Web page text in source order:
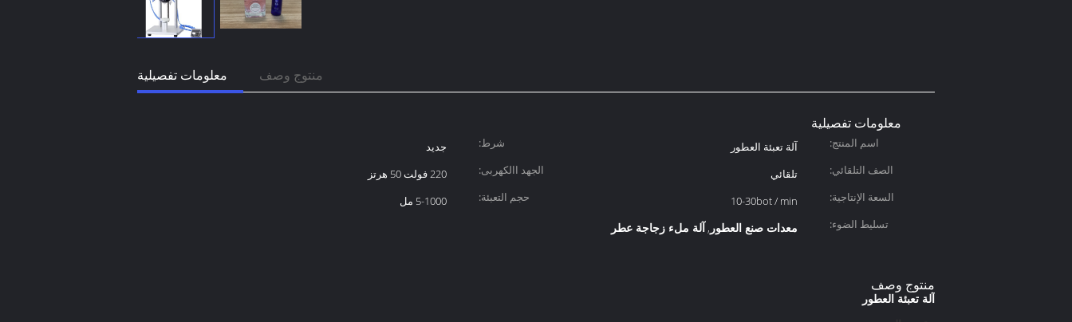
معلومات تفصيلية منتوج وصف
معلومات تفصيلية
اسم المنتج: آلة تعبئة العطور شرط:
جديد
الصف التلقائي:
تلقائي الجهد االكهربى:
220 فولت 50 هرتز
السعة الإنتاجية:
10-30bot / min حجم التعبئة:
5-1000 مل
تسليط الضوء:
معدات صنع العطور , آلة ملء زجاجة عطر
منتوج وصف
آلة تعبئة العطور